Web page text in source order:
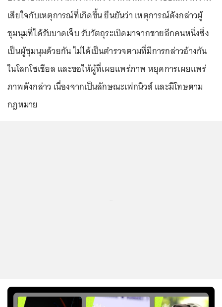
เสียใจกับเหตุการณ์ที่เกิดขึ้น ยืนยันว่า เหตุการณ์ดังกล่าวผู้
ชุมนุมที่ได้รับบาดเจ็บ รับวัตถุระเบิดมาจากชายอีกคนหนึ่งซึ่ง
เป็นผู้ชุมนุมด้วยกัน ไม่ได้เป็นตำรวจตามที่มีการกล่าวอ้างกัน
ในโลกโซเชียล และขอให้ผู้ที่เผยแพร่ภาพ หยุดการเผยแพร่
ภาพดังกล่าว เนื่องจากเป็นลักษณะเฟกนิวส์ และมีโทษตาม
กฎหมาย